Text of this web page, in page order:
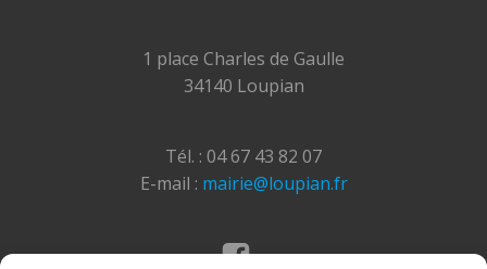
1 place Charles de Gaulle
34140 Loupian
Tél. : 04 67 43 82 07
E-mail : mairie@loupian.fr